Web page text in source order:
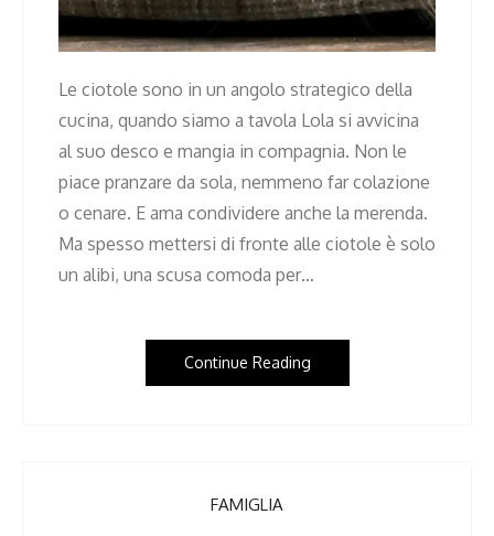
Le ciotole sono in un angolo strategico della
cucina, quando siamo a tavola Lola si avvicina
al suo desco e mangia in compagnia. Non le
piace pranzare da sola, nemmeno far colazione
o cenare. E ama condividere anche la merenda.
Ma spesso mettersi di fronte alle ciotole è solo
un alibi, una scusa comoda per…
Continue Reading
FAMIGLIA